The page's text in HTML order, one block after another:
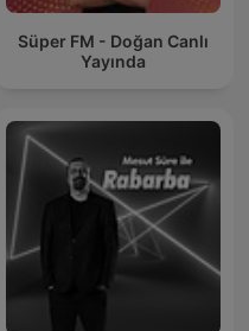
Süper FM - Doğan Canlı
Yayında